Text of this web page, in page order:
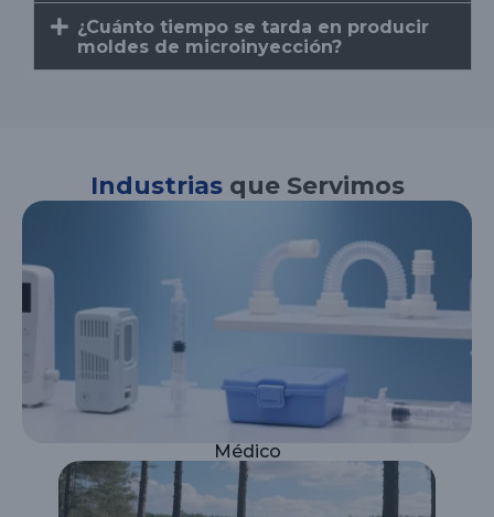
¿Cuánto tiempo se tarda en producir
moldes de microinyección?
Industriasque Servimos
Médico